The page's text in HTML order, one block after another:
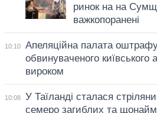
ринок на на
важкопоранені
10:10
Апеляційна палата
обвинуваченого київського
вироком
10:08
У Таїланді сталася
семеро загиблих та